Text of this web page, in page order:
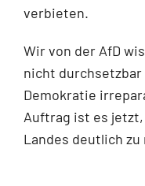
verbieten.
Wir von der AfD
nicht
Demokratie
Auftrag ist es jetzt,
Landes deutlich